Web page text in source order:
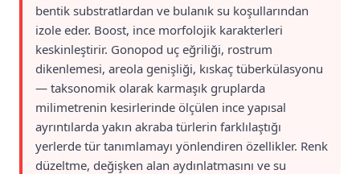
bentik substratlardan ve bulanık su koşullarından
izole eder. Boost, ince morfolojik karakterleri
keskinleştirir. Gonopod uç eğriliği, rostrum
dikenlemesi, areola genişliği, kıskaç tüberkülasyonu
— taksonomik olarak karmaşık gruplarda
milimetrenin kesirlerinde ölçülen ince yapısal
ayrıntılarda yakın akraba türlerin farklılaştığı
yerlerde tür tanımlamayı yönlendiren özellikler. Renk
düzeltme, değişken alan aydınlatmasını ve su